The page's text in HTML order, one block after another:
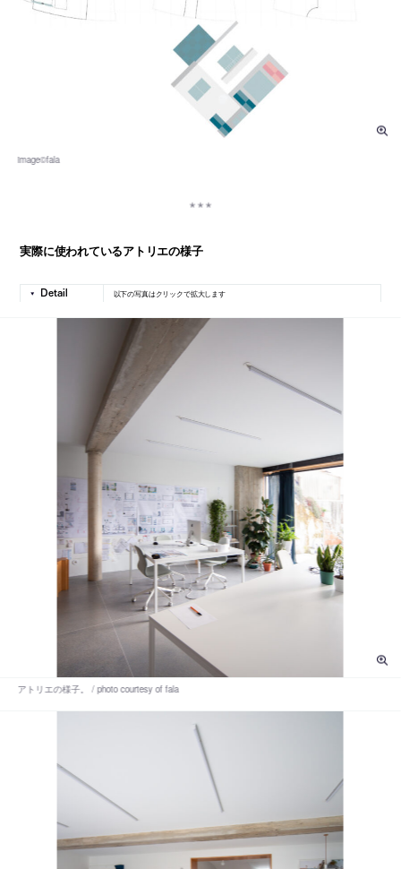
実際に使われているアトリエの様子
以下の写真はクリックで拡大します